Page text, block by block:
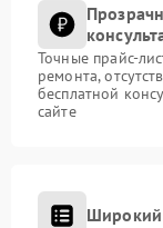
Точные прайс-
ремонта,
бесплатной
сайте
Широкий